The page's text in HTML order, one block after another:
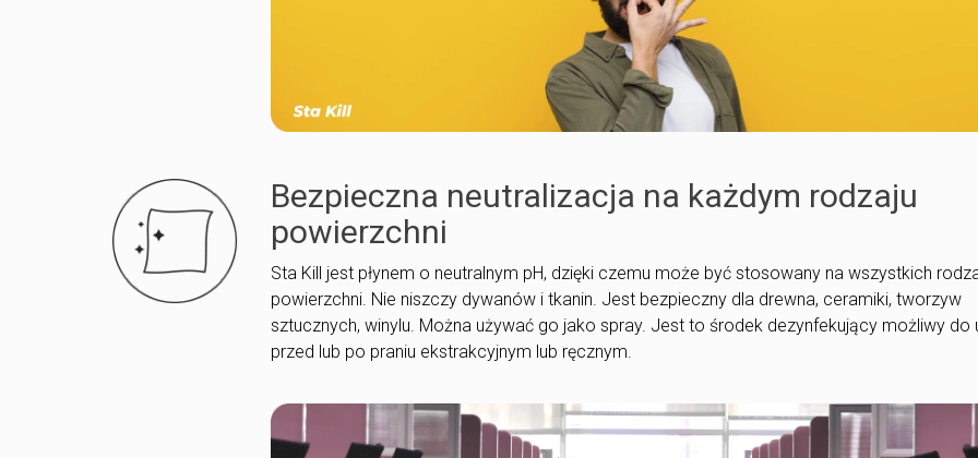
Bezpieczna neutralizacja na każdym rodzaju
powierzchni
Sta Kill jest płynem o neutralnym pH, dzięki czemu może być stosowany na wszystkich
powierzchni. Nie niszczy dywanów i tkanin. Jest bezpieczny dla drewna, ceramiki, tworzyw
sztucznych, winylu. Można używać go jako spray. Jest to środek dezynfekujący możliwy do
przed lub po praniu ekstrakcyjnym lub ręcznym.